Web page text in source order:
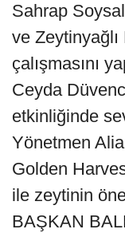
Sahrap
ve
çalışmasını
Ceyda
etkinliğinde
Yönetmen
Golden
ile zeytinin
BAŞKAN